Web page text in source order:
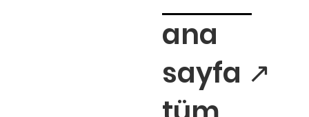
ana
sayfa ↗